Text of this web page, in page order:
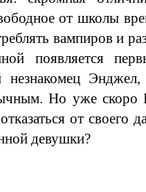
от школы
вампиров и
появляется
Но уже скоро
от своего
девушки?